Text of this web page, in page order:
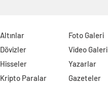
Altınlar
Dövizler
Hisseler
Kripto Paralar
Foto Galeri
Video Galeri
Yazarlar
Gazeteler